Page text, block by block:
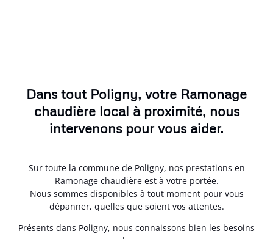
Dans tout Poligny, votre Ramonage
chaudière local à proximité, nous
intervenons pour vous aider.
Sur toute la commune de Poligny, nos prestations en
Ramonage chaudière est à votre portée.
Nous sommes disponibles à tout moment pour vous
dépanner, quelles que soient vos attentes.
Présents dans Poligny, nous connaissons bien les besoins